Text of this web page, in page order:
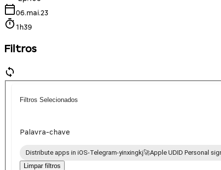
06.mai.23
1h39
Filtros
Filtros Selecionados
Palavra-chave
Distribute apps in iOS-Telegram-yinxingkj🚀Apple UDID Personal
Limpar filtros